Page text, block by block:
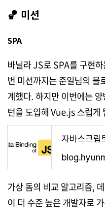
🏀 미션
SPA
바닐라 JS로 SPA를 구현
번 미션까지는 준일님의 블
계했다. 하지만 이번에는
턴을 도입해 Vue.js 스럽게
자바스크
가상 돔의 비교 알고리즘,
이 더 수준 높은 개발자로